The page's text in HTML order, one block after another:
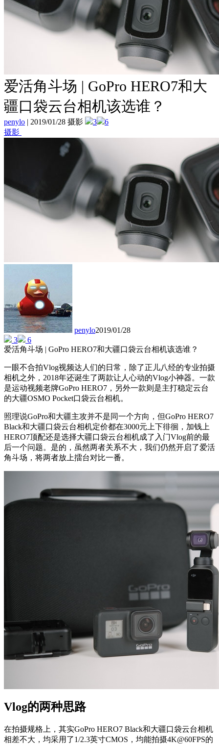
爱活角斗场 | GoPro HERO7和大
疆口袋云台相机该选谁？
penylo | 2019/01/28 摄影 3
6
摄影
penylo2019/01/28
3
6
爱活角斗场 | GoPro HERO7和大疆口袋云台相机该选谁？
一眼不合拍Vlog视频达人们的日常，除了正儿八经的专业拍摄
相机之外，2018年还诞生了两款让人心动的Vlog小神器。一款
是运动视频老牌GoPro HERO7，另外一款则是主打稳定云台
的大疆OSMO Pocket口袋云台相机。
照理说GoPro和大疆主攻并不是同一个方向，但GoPro HERO7
Black和大疆口袋云台相机定价都在3000元上下徘徊，加钱上
HERO7顶配还是选择大疆口袋云台相机成了入门Vlog前的最
后一个问题。是的，虽然两者关系不大，我们仍然开启了爱活
角斗场，将两者放上擂台对比一番。
Vlog的两种思路
在拍摄规格上，其实GoPro HERO7 Black和大疆口袋云台相机
相差不大，均采用了1/2.3英寸CMOS，均能拍摄4K@60FPS的